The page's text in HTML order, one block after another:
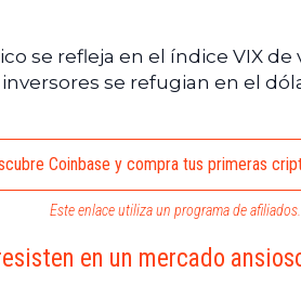
se refleja en el índice VIX de
se refugian en el
Coinbase y compra tus primeras
Este enlace utiliza un programa de afiliados.
en un mercado